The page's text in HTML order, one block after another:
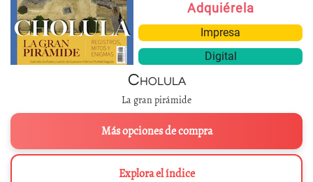
Adquiérela
Impresa
Digital
Cholula
La gran pirámide
Más opciones de compra
Explora el índice